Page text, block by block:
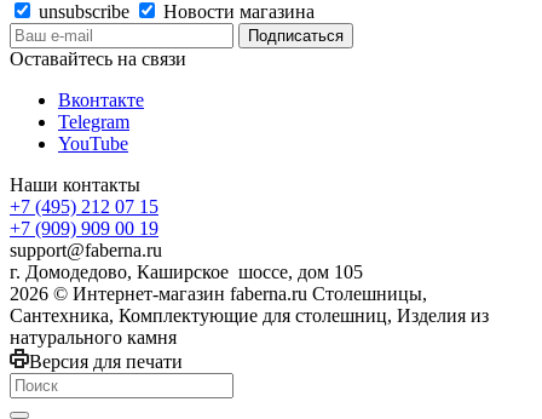
unsubscribe
Новости магазина
Оставайтесь на связи
Вконтакте
Telegram
YouTube
Наши контакты
+7 (495) 212 07 15
+7 (909) 909 00 19
support@faberna.ru
г. Домодедово, Каширское шоссе, дом 105
2026 © Интернет-магазин faberna.ru Столешницы,
Сантехника, Комплектующие для столешниц, Изделия из
натурального камня
Версия для печати